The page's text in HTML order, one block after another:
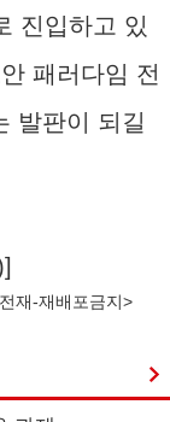
진입하고 있
패러다임 전
발판이 되길
재-재배포금지>